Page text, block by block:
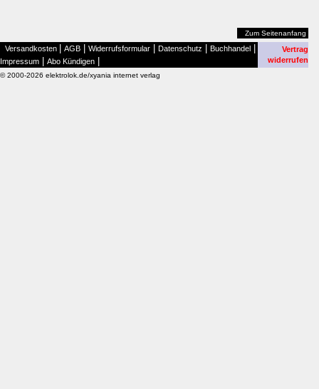
Zum Seitenanfang
Versandkosten AGB Widerrufsformular Datenschutz Buchhandel
Impressum Abo Kündigen
Vertrag
widerrufen
© 2000-2026 elektrolok.de/xyania internet verlag